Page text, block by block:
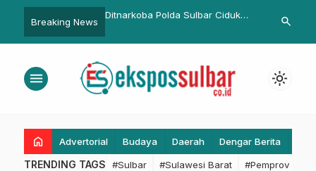
Breaking News
RPJMD
Ditnarkoba Polda Sulbar Ciduk
Tengah, Amankan Sejumlah
Tingkatkan
Rencana
search
menu light_mode
home Advertorial Budaya Daerah Dengar Berita
TRENDING TAGS #Sulbar #Sulawesi Barat #Pemprov